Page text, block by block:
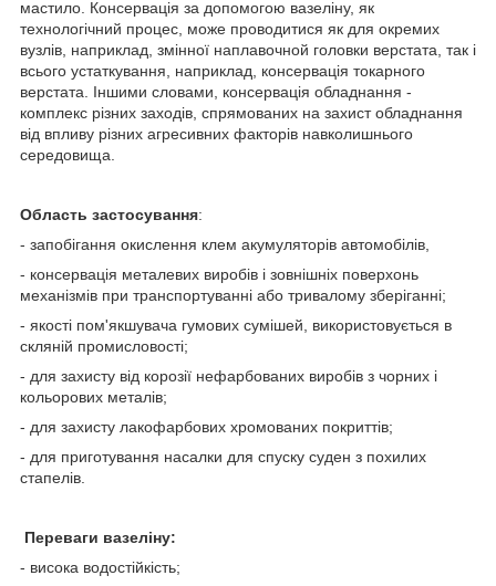
мастило. Консервація за допомогою вазеліну, як
технологічний процес, може проводитися як для окремих
вузлів, наприклад, змінної наплавочной головки верстата, так і
всього устаткування, наприклад, консервація токарного
верстата. Іншими словами, консервація обладнання -
комплекс різних заходів, спрямованих на захист обладнання
від впливу різних агресивних факторів навколишнього
середовища.
Область застосування:
- запобігання окислення клем акумуляторів автомобілів,
- консервація металевих виробів і зовнішніх поверхонь
механізмів при транспортуванні або тривалому зберіганні;
- якості пом'якшувача гумових сумішей, використовується в
скляній промисловості;
- для захисту від корозії нефарбованих виробів з чорних і
кольорових металів;
- для захисту лакофарбових хромованих покриттів;
- для приготування насалки для спуску суден з похилих
стапелів.
Переваги вазеліну:
- висока водостійкість;